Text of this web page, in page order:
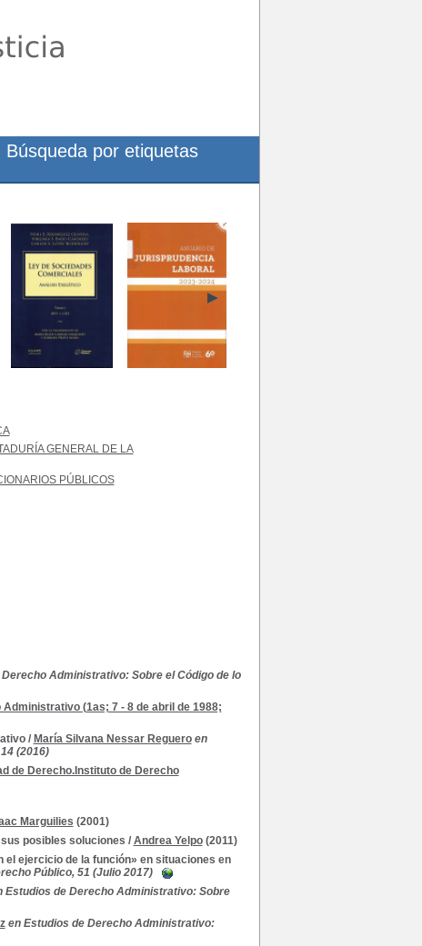
GENERAL DE LA
PÚBLICOS
Administrativo: Sobre el Código de lo
(1as; 7 - 8 de abril de 1988;
/ María Silvana Nessar Reguero en
(2016)
de Derecho.Instituto de Derecho
Marguilies (2001)
posibles soluciones / Andrea Yelpo(2011)
ejercicio de la función» en situaciones en
Público, 51 (Julio 2017)
Estudios de Derecho Administrativo: Sobre
en Estudios de Derecho Administrativo:
Búsqueda por etiquetas